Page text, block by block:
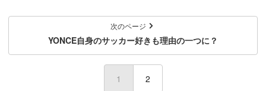
次のページ
YONCE自身のサッカー好きも理由の一つに？
1 (current)
2